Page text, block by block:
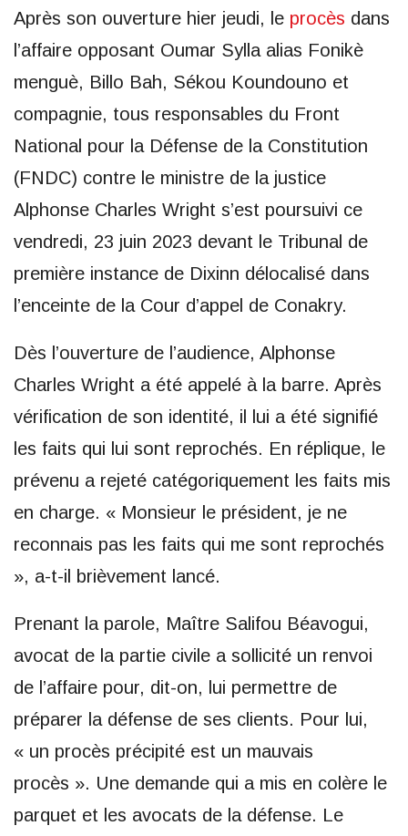
Après son ouverture hier jeudi, le procès dans
l’affaire opposant Oumar Sylla alias Fonikè
menguè, Billo Bah, Sékou Koundouno et
compagnie, tous responsables du Front
National pour la Défense de la Constitution
(FNDC) contre le ministre de la justice
Alphonse Charles Wright s’est poursuivi ce
vendredi, 23 juin 2023 devant le Tribunal de
première instance de Dixinn délocalisé dans
l’enceinte de la Cour d’appel de Conakry.
Dès l’ouverture de l’audience, Alphonse
Charles Wright a été appelé à la barre. Après
vérification de son identité, il lui a été signifié
les faits qui lui sont reprochés. En réplique, le
prévenu a rejeté catégoriquement les faits mis
en charge. « Monsieur le président, je ne
reconnais pas les faits qui me sont reprochés
», a-t-il brièvement lancé.
Prenant la parole, Maître Salifou Béavogui,
avocat de la partie civile a sollicité un renvoi
de l’affaire pour, dit-on, lui permettre de
préparer la défense de ses clients. Pour lui,
« un procès précipité est un mauvais
procès ». Une demande qui a mis en colère le
parquet et les avocats de la défense. Le